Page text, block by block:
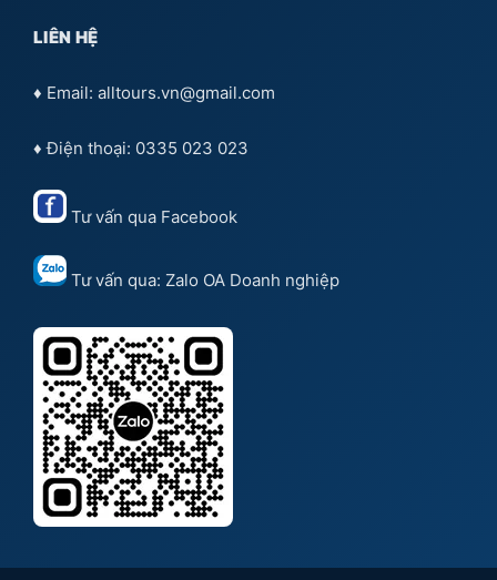
LIÊN HỆ
♦ Email: alltours.vn@gmail.com
♦ Điện thoại: 0335 023 023
Tư vấn qua Facebook
Tư vấn qua: Zalo OA Doanh nghiệp